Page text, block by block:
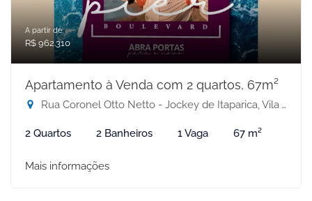
A partir de:
R$ 962.310
Apartamento à Venda com 2 quartos, 67m²
Rua Coronel Otto Netto - Jockey de Itaparica, Vila Velha-ES
2 Quartos 2 Banheiros 1 Vaga 67 m²
Mais informações